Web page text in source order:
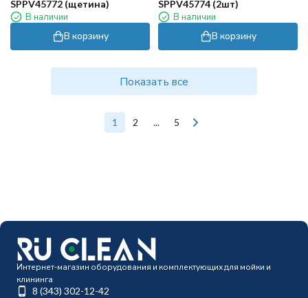
SPPV45772 (щетина)
В наличии
В корзину
SPPV45774 (2шт)
В наличии
В корзину
Показать все
1 2 ... 5
Интернет-магазин оборудования и комплектующих для мойки и
клининга
8 (343) 302-12-42